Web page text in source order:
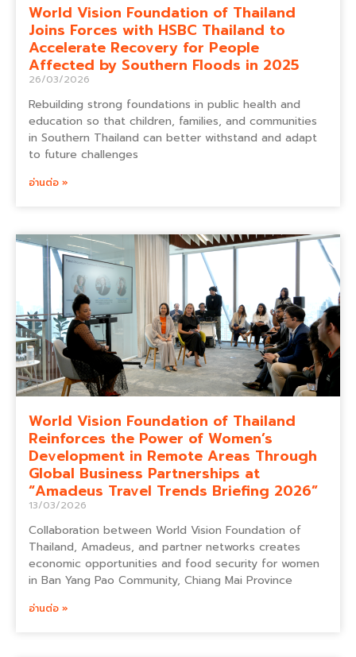
World Vision Foundation of Thailand
Joins Forces with HSBC Thailand to
Accelerate Recovery for People
Affected by Southern Floods in 2025
26/03/2026
Rebuilding strong foundations in public health and
education so that children, families, and communities
in Southern Thailand can better withstand and adapt
to future challenges
อ่านต่อ »
World Vision Foundation of Thailand
Reinforces the Power of Women’s
Development in Remote Areas Through
Global Business Partnerships at
“Amadeus Travel Trends Briefing 2026”
13/03/2026
Collaboration between World Vision Foundation of
Thailand, Amadeus, and partner networks creates
economic opportunities and food security for women
in Ban Yang Pao Community, Chiang Mai Province
อ่านต่อ »